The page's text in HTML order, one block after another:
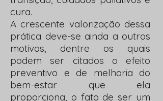
cura.
A crescente valorização dessa
prática deve-se ainda a outros
motivos, dentre os quais
podem ser citados o efeito
preventivo e de melhoria do
bem-estar que ela
proporciona, o fato de ser um